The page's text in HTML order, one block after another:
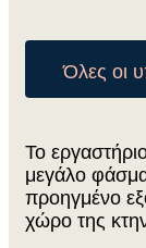
Όλες οι
Το
μεγάλο
προηγμένο
χώρο της